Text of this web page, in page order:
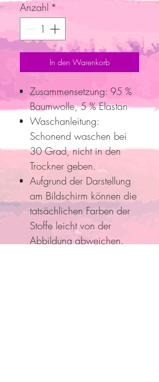
Anzahl *
In den Warenkorb
Zusammensetzung: 95 %
Baumwolle, 5 % Elastan
Waschanleitung:
Schonend waschen bei
30 Grad, nicht in den
Trockner geben.
Aufgrund der Darstellung
am Bildschirm können die
tatsächlichen Farben der
Stoffe leicht von der
Abbildung abweichen.